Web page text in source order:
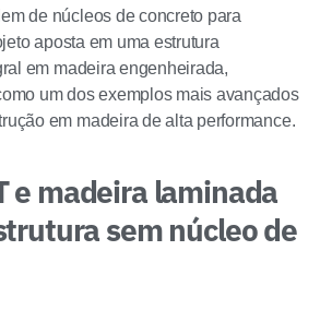
de núcleos de concreto para
aposta em uma estrutura
em madeira engenheirada,
um dos exemplos mais avançados
em madeira de alta performance.
e madeira laminada
sem núcleo de